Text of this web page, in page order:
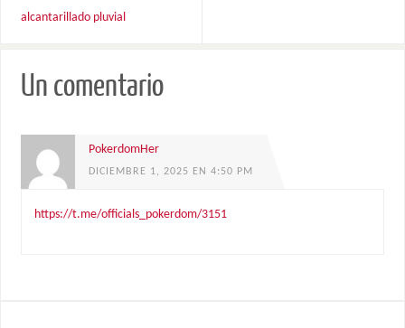
alcantarillado pluvial
Un comentario
PokerdomHer
DICIEMBRE 1, 2025 EN 4:50 PM
https://t.me/officials_pokerdom/3151